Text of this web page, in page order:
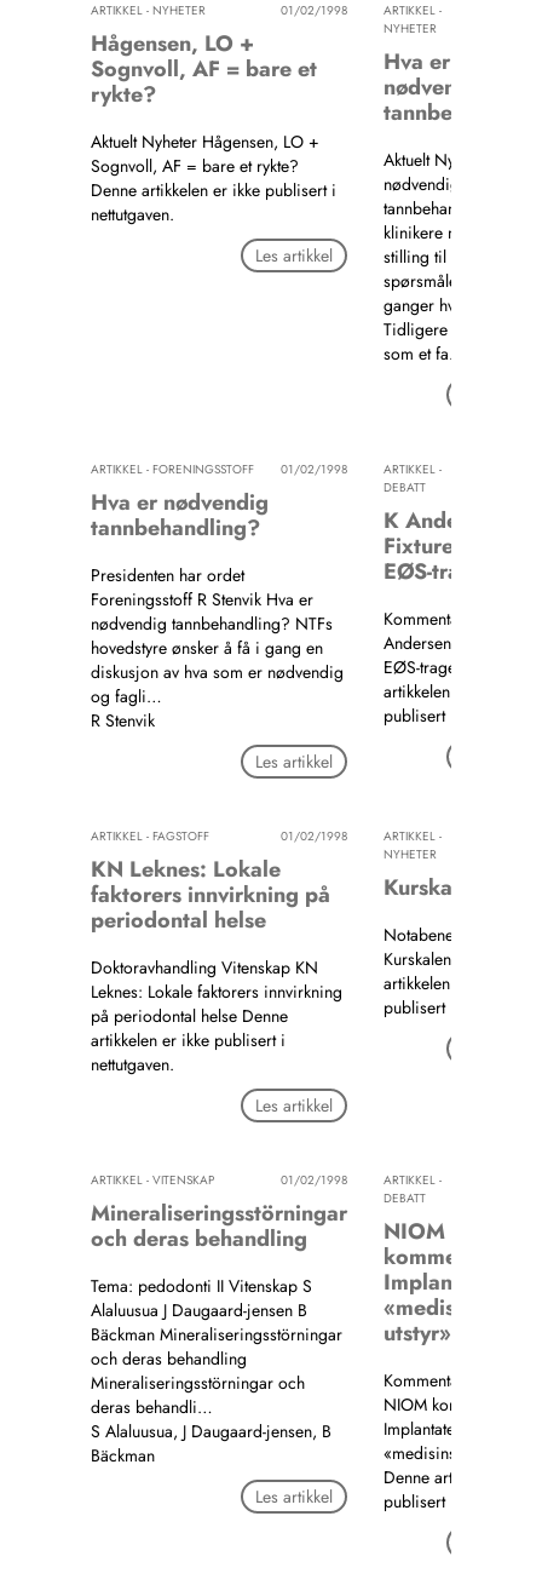
ARTIKKEL - NYHETER 01/02/1998
Hågensen, LO +
Sognvoll, AF = bare et
rykte?
Aktuelt Nyheter Hågensen, LO +
Sognvoll, AF = bare et rykte?
Denne artikkelen er ikke publisert i
nettutgaven.
Les artikkel
ARTIKKEL -
NYHETER
Hva er
nødvendig
Aktuelt Nyheter Hva er
nødvendig
tannbehandling? Som
klinikere må vi ta
stilling til dette
spørsmålet mange
ganger hver dag.
Tidligere ble det sett
som et fa…
ARTIKKEL - FORENINGSSTOFF 01/02/1998
Hva er nødvendig
tannbehandling?
Presidenten har ordet
Foreningsstoff R Stenvik Hva er
nødvendig tannbehandling? NTFs
hovedstyre ønsker å få i gang en
diskusjon av hva som er nødvendig
og fagli…
R Stenvik
Les artikkel
ARTIKKEL -
DEBATT
K Andersen:
Fixturer som
EØS-tragedie?
Kommentar Debatt K
Andersen: Fixturer
EØS-tragedie? Denne
artikkelen er ikke
publisert i nettutgaven.
ARTIKKEL - FAGSTOFF 01/02/1998
KN Leknes: Lokale
faktorers innvirkning på
periodontal helse
Doktoravhandling Vitenskap KN
Leknes: Lokale faktorers innvirkning
på periodontal helse Denne
artikkelen er ikke publisert i
nettutgaven.
Les artikkel
ARTIKKEL -
NYHETER
Kurskalender
Notabene Nyheter
Kurskalender Denne
artikkelen er ikke
publisert i nettutgaven.
ARTIKKEL - VITENSKAP 01/02/1998
Mineraliseringsstörningar
och deras behandling
Tema: pedodonti II Vitenskap S
Alaluusua J Daugaard-jensen B
Bäckman Mineraliseringsstörningar
och deras behandling
Mineraliseringsstörningar och
deras behandli…
S Alaluusua, J Daugaard-jensen, B
Bäckman
Les artikkel
ARTIKKEL -
DEBATT
NIOM
kommenterer:
Implantater er
«medisinsk
utstyr»
Kommentar Debatt
NIOM kommenterer:
Implantater er
«medisinsk utstyr»
Denne artikkelen er
publisert i nettutgaven.